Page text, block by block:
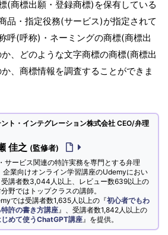
(商標出願・登録商標)を保有している
品・指定役務(サービス)が指定されて
呼(呼称)・ネーミングの商標(商標出
、どのような文字商標の商標(商標出
、商標情報を調査することができま
ト・インテグレーション株式会社 CEO/弁理
佳之 (監修者)
サービス関連の特許実務を専門とする弁理
企業向けオンライン学習講座のUdemyにおい
受講者数3,044人以上、レビュー数639以上の
野ではトップクラスの講師。
では受講者数1,635人以上の『初心者でもわ
許の書き方講座 』、受講者数1,842人以上の
めて使うChatGPT講座 』を提供。